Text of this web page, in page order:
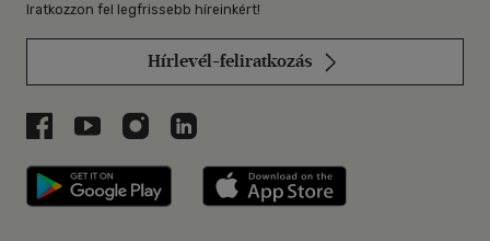
Iratkozzon fel legfrissebb híreinkért!
Hírlevél-feliratkozás
Libri a Facebookon
Libri a Youtube-on
Libri az Instagramon
Libri a LinkedInen
Libri applikáció Szerezd meg: Google